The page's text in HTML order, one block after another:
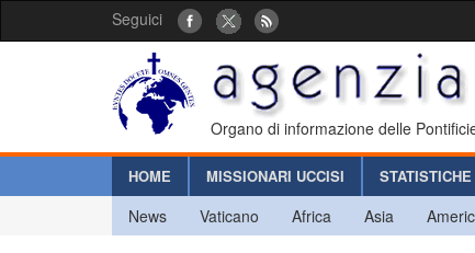
Seguici
Organo di informazione delle
HOME MISSIONARI UCCISI STATISTICHE
News Vaticano Africa Asia